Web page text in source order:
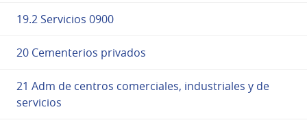
19.2 Servicios 0900
20 Cementerios privados
21 Adm de centros comerciales, industriales y de
servicios